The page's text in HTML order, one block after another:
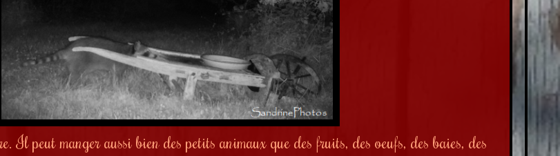
Il peut manger aussi bien des petits animaux que des fruits, des oeufs, des baies, des